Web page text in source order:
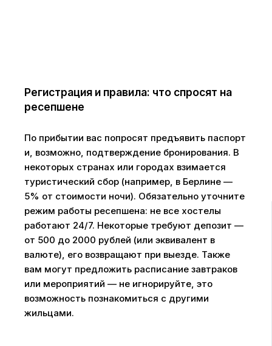
Регистрация и правила: что спросят на
ресепшене
По прибытии вас попросят предъявить паспорт
и, возможно, подтверждение бронирования. В
некоторых странах или городах взимается
туристический сбор (например, в Берлине —
5% от стоимости ночи). Обязательно уточните
режим работы ресепшена: не все хостелы
работают 24/7. Некоторые требуют депозит —
от 500 до 2000 рублей (или эквивалент в
валюте), его возвращают при выезде. Также
вам могут предложить расписание завтраков
или мероприятий — не игнорируйте, это
возможность познакомиться с другими
жильцами.